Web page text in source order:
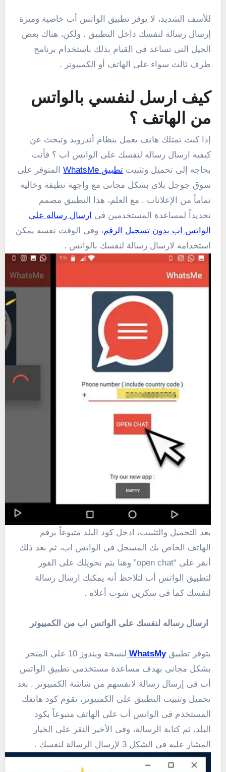
للأسف الشديد، لا يوفر تطبيق الواتس أب خاصية وميزة
إرسال رسالة لنفسك داخل التطبيق . ولكن، هناك بعض
الحيل التى تساعد فى القيام بذلك باستخدام برنامج
طرف ثالث سواء على الهاتف أو الكمبيوتر .
كيف ارسل لنفسي بالواتس
من الهاتف ؟
إذا كنت تمتلك هاتف يعمل بنظام أندرويد وتبحث عن
كيفيه ارسال رساله لنفسك على الواتس اب ؟ فأنت
بحاجة إلى تحميل وتثبيت تطبيق WhatsMe
المتوفر على
سوق جوجل بلاى بشكل مجانى مع واجهة نظيفة وخالية
تماماً من الإعلانات . مع العلم، هذا التطبيق مصمم
تحديداً لمساعدة المستخدمين فى ارسال رساله على
الواتس اب بدون تسجيل الرقم، وفى الوقت نفسه يمكن
استخدامه لارسال رسالة لنفسك بالواتس .
بعد التحميل والتثبيت، ادخل كود البلد متبوعاً برقم
الهاتف الخاص بك المسجل فى الواتس اب، ثم بعد ذلك
أنقر على “open chat” وهنا يتم تحويلك على الفور
لتطبيق الواتس أب لتلاحظ أنه يمكنك ارسال رسالة
لنفسك كما فى سكرين شوت أعلاه .
ارسال رساله لنفسك على الواتس اب من الكمبيوتر
يتوفر تطبيقWhatsMy
لنسخة ويندوز 10 على المتجر
بشكل مجانى بهدف مساعدة مستخدمى تطبيق الواتس
أب فى إرسال رسالة لانفسهم من شاشة الكمبيوتر . بعد
تحميل وتثبيت التطبيق على الكمبيوتر، تقوم كود هاتفك
المستخدم فى الواتس أب على الهاتف متبوعاً بكود
البلد، ثم كتابة الرسالة، وفى الأخير النقر على الخيار
المشار عليه فى الشكل 3 لإرسال الرسالة لنفسك .